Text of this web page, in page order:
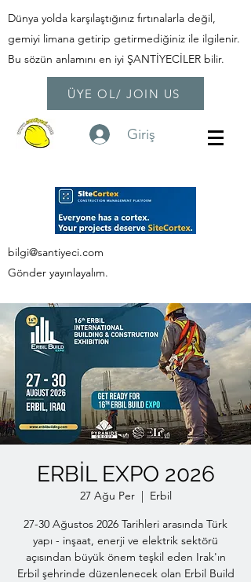
Dünya yolda karşılaştığınız fırtınalarla değil,
gemiyi limana getirip getirmediğiniz ile ilgilenir.
Bu sözün anlamını en iyi ŞANTİYECİLER bilir.
ÜYE OL/ JOIN US
Giriş
bilgi@santiyeci.com
Gönder yayınlayalım.
ERBİL EXPO 2026
27 Ağu Per
  |
Erbil
27-30 Ağustos 2026 Tarihleri arasında Türk
yapı - inşaat, enerji ve elektrik sektörü
açısından büyük önem teşkil eden Irak'ın
Erbil şehrinde düzenlenecek olan Erbil Build